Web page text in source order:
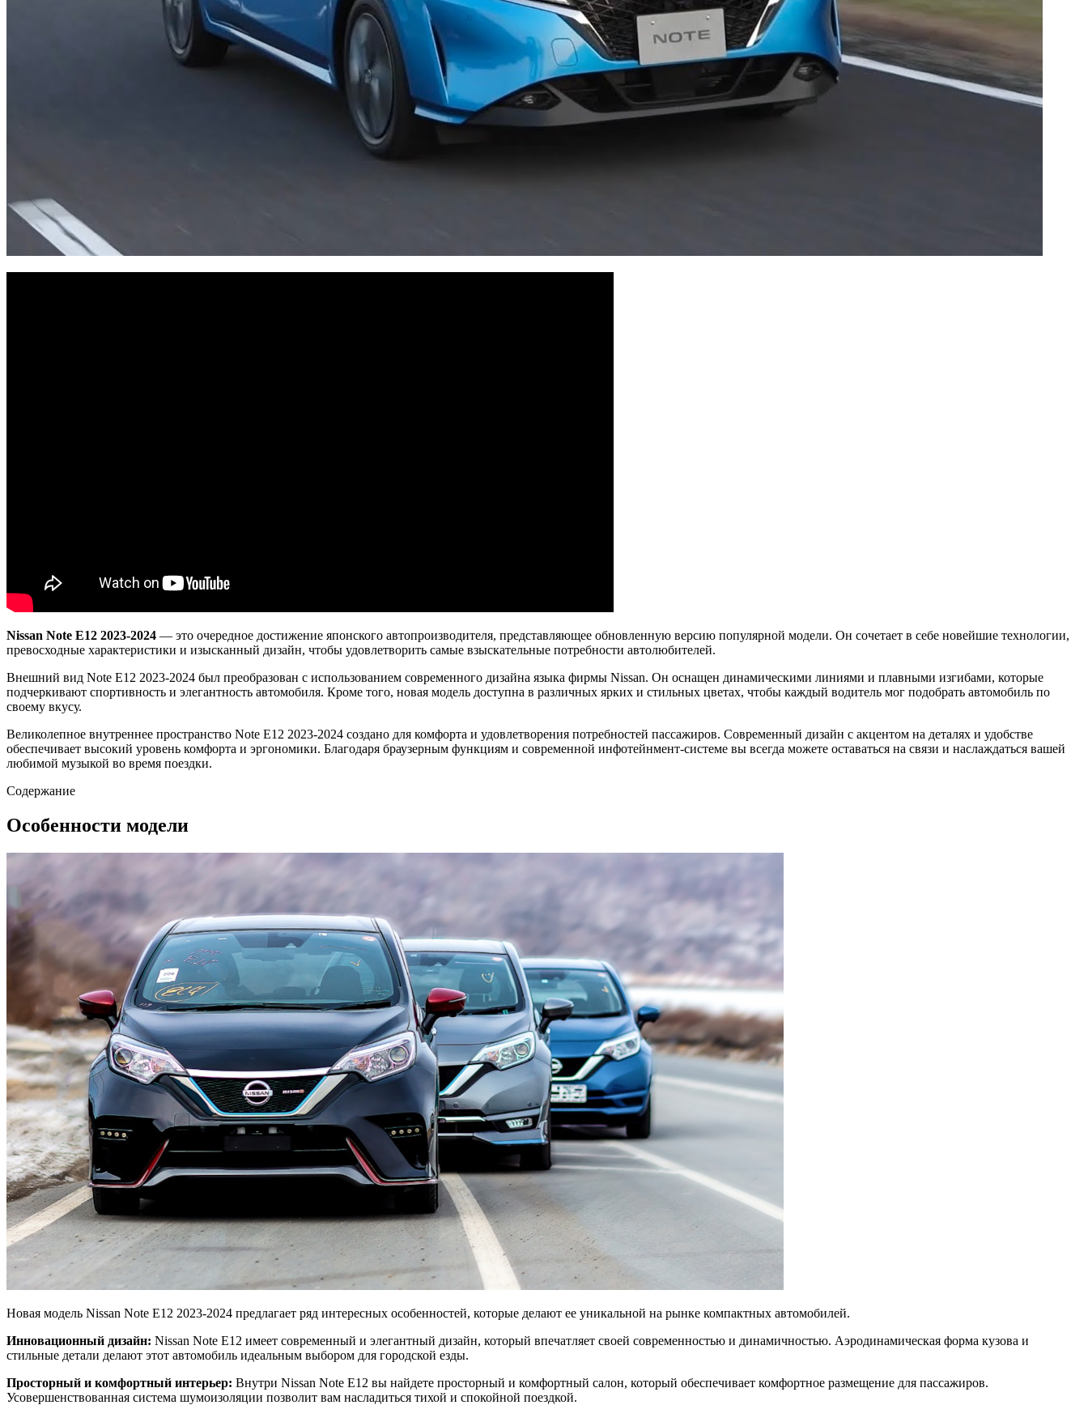
Nissan Note Е12 2023-2024 — это очередное достижение японского автопроизводителя, представляющее обновленную версию популярной модели. Он сочетает в себе новейшие технологии,
превосходные характеристики и изысканный дизайн, чтобы удовлетворить самые взыскательные потребности автолюбителей.
Внешний вид Note Е12 2023-2024 был преобразован с использованием современного дизайна языка фирмы Nissan. Он оснащен динамическими линиями и плавными изгибами, которые
подчеркивают спортивность и элегантность автомобиля. Кроме того, новая модель доступна в различных ярких и стильных цветах, чтобы каждый водитель мог подобрать автомобиль по
своему вкусу.
Великолепное внутреннее пространство Note Е12 2023-2024 создано для комфорта и удовлетворения потребностей пассажиров. Современный дизайн с акцентом на деталях и удобстве
обеспечивает высокий уровень комфорта и эргономики. Благодаря браузерным функциям и современной инфотейнмент-системе вы всегда можете оставаться на связи и наслаждаться вашей
любимой музыкой во время поездки.
Содержание
Особенности модели
Новая модель Nissan Note Е12 2023-2024 предлагает ряд интересных особенностей, которые делают ее уникальной на рынке компактных автомобилей.
Инновационный дизайн: Nissan Note Е12 имеет современный и элегантный дизайн, который впечатляет своей современностью и динамичностью. Аэродинамическая форма кузова и
стильные детали делают этот автомобиль идеальным выбором для городской езды.
Просторный и комфортный интерьер: Внутри Nissan Note Е12 вы найдете просторный и комфортный салон, который обеспечивает комфортное размещение для пассажиров.
Усовершенствованная система шумоизоляции позволит вам насладиться тихой и спокойной поездкой.